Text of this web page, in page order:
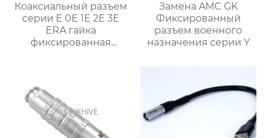
Коаксиальный разъем
серии E 0E 1E 2E 3E
ERA гайка
фиксированная
Замена AMC GK
Фиксированный
разъем военного
назначения серии Y